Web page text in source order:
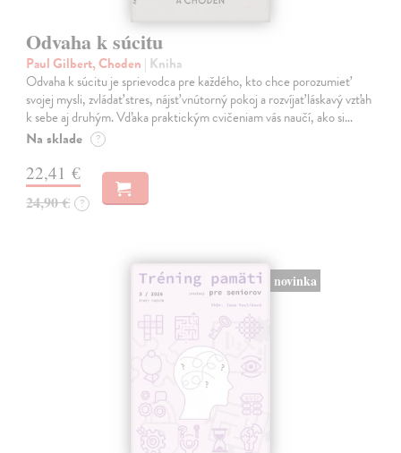
Odvaha k súcitu
Paul Gilbert, Choden | Kniha
Odvaha k súcitu je sprievodca pre každého, kto chce porozumieť
svojej mysli, zvládať stres, nájsť vnútorný pokoj a rozvíjať láskavý vzťah
k sebe aj druhým. Vďaka praktickým cvičeniam vás naučí, ako si…
Na sklade ?
22,41 €
24,90 € ?
novinka